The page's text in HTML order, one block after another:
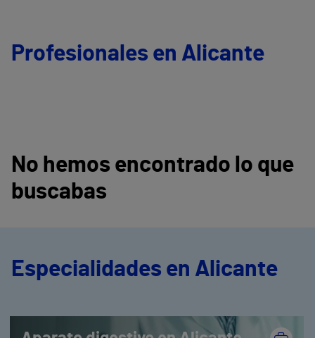
Profesionales en Alicante
No hemos encontrado lo que
buscabas
Especialidades en Alicante